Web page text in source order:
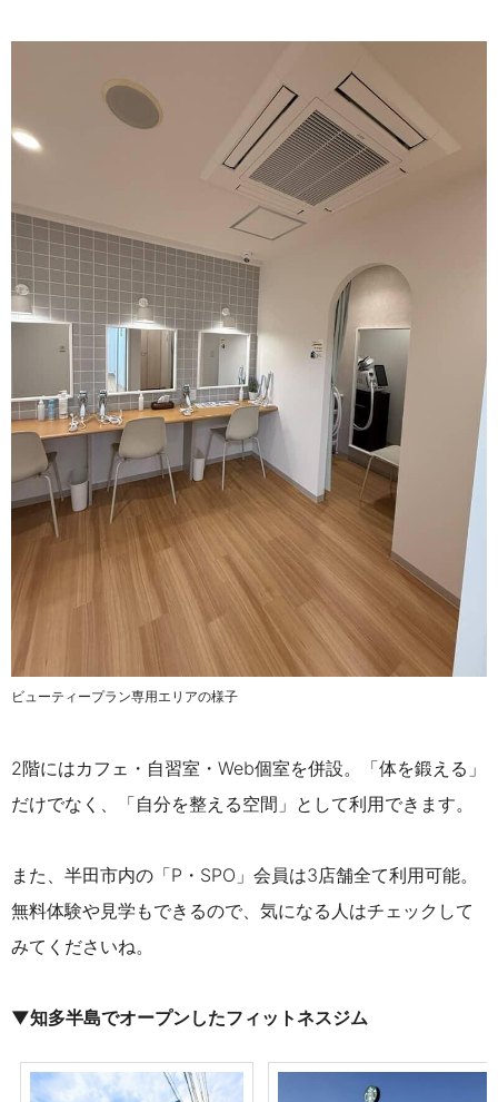
ビューティープラン専用エリアの様子
2階にはカフェ・自習室・Web個室を併設。「体を鍛える」
だけでなく、「自分を整える空間」として利用できます。
また、半田市内の「P・SPO」会員は3店舗全て利用可能。
無料体験や見学もできるので、気になる人はチェックして
みてくださいね。
▼知多半島でオープンしたフィットネスジム